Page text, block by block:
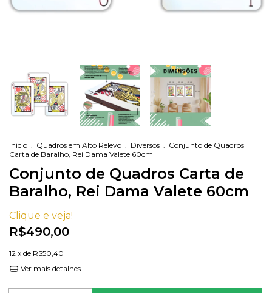
Início . Quadros em Alto Relevo . Diversos . Conjunto de Quadros
Carta de Baralho, Rei Dama Valete 60cm
Conjunto de Quadros Carta de
Baralho, Rei Dama Valete 60cm
Clique e veja!
R$490,00
12 x de R$50,40
Ver mais detalhes